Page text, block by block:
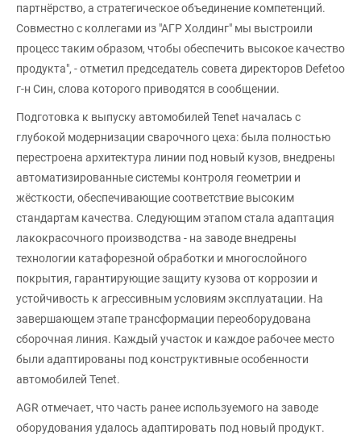
партнёрство, а стратегическое объединение компетенций.
Совместно с коллегами из "АГР Холдинг" мы выстроили
процесс таким образом, чтобы обеспечить высокое качество
продукта", - отметил председатель совета директоров Defetoo
г-н Син, слова которого приводятся в сообщении.
Подготовка к выпуску автомобилей Tenet началась с
глубокой модернизации сварочного цеха: была полностью
перестроена архитектура линии под новый кузов, внедрены
автоматизированные системы контроля геометрии и
жёсткости, обеспечивающие соответствие высоким
стандартам качества. Следующим этапом стала адаптация
лакокрасочного производства - на заводе внедрены
технологии катафорезной обработки и многослойного
покрытия, гарантирующие защиту кузова от коррозии и
устойчивость к агрессивным условиям эксплуатации. На
завершающем этапе трансформации переоборудована
сборочная линия. Каждый участок и каждое рабочее место
были адаптированы под конструктивные особенности
автомобилей Tenet.
AGR отмечает, что часть ранее используемого на заводе
оборудования удалось адаптировать под новый продукт.